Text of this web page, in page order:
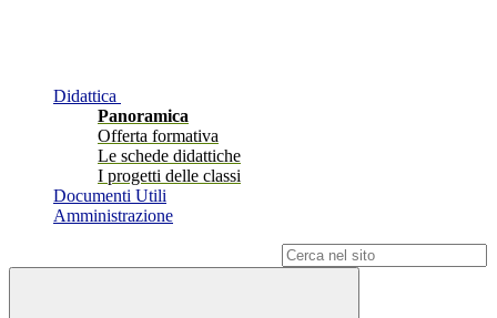
Didattica
Panoramica
Offerta formativa
Le schede didattiche
I progetti delle classi
Documenti Utili
Amministrazione